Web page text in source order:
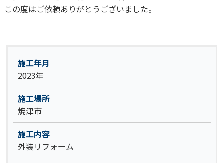
この度はご依頼ありがとうございました。
施工年月
2023年
施工場所
焼津市
施工内容
外装リフォーム